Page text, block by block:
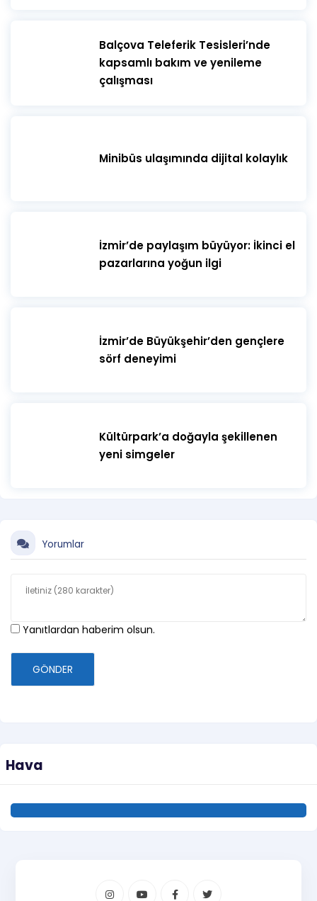
​Balçova Teleferik Tesisleri’nde
kapsamlı bakım ve yenileme
çalışması
Minibüs ulaşımında dijital kolaylık
İzmir’de paylaşım büyüyor: İkinci el
pazarlarına yoğun ilgi
İzmir’de Büyükşehir’den gençlere
sörf deneyimi
Kültürpark’a doğayla şekillenen
yeni simgeler
Yorumlar
Yanıtlardan haberim olsun.
GÖNDER
Hava